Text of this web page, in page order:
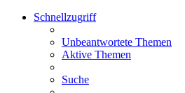
Schnellzugriff
Unbeantwortete Themen
Aktive Themen
Suche